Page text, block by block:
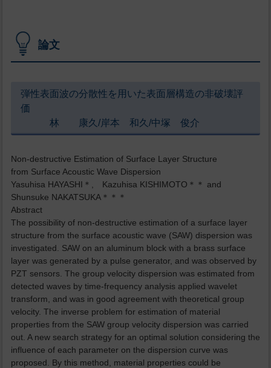
論文
弾性表面波の分散性を用いた表面層構造の非破壊評
価
林 康久/岸本 和久/中塚 俊介
Non-destructive Estimation of Surface Layer Structure
from Surface Acoustic Wave Dispersion
Yasuhisa HAYASHI＊, Kazuhisa KISHIMOTO＊＊ and
Shunsuke NAKATSUKA＊＊＊
Abstract
The possibility of non-destructive estimation of a surface layer
structure from the surface acoustic wave (SAW) dispersion was
investigated. SAW on an aluminum block with a brass surface
layer was generated by a pulse generator, and was observed by
PZT sensors. The group velocity dispersion was estimated from
detected waves by time-frequency analysis applied wavelet
transform, and was in good agreement with theoretical group
velocity. The inverse problem for estimation of material
properties from the SAW group velocity dispersion was carried
out. A new search strategy for an optimal solution considering the
influence of each parameter on the dispersion curve was
proposed. By this method, material properties could be